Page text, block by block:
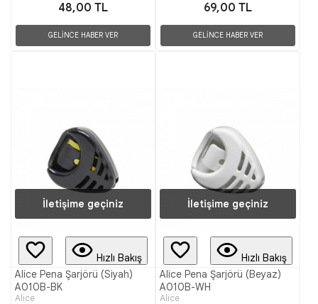
48,00 TL
GELİNCE HABER VER
69,00 TL
GELİNCE HABER VER
İletişime geçiniz
Hızlı Bakış
Alice Pena Şarjörü (Siyah)
A010B-BK
Alice
İletişime geçiniz
Hızlı Bakış
Alice Pena Şarjörü (Beyaz)
A010B-WH
Alice